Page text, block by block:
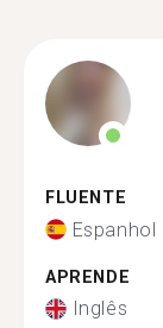
FLUENTE
Espanhol
APRENDE
Inglês